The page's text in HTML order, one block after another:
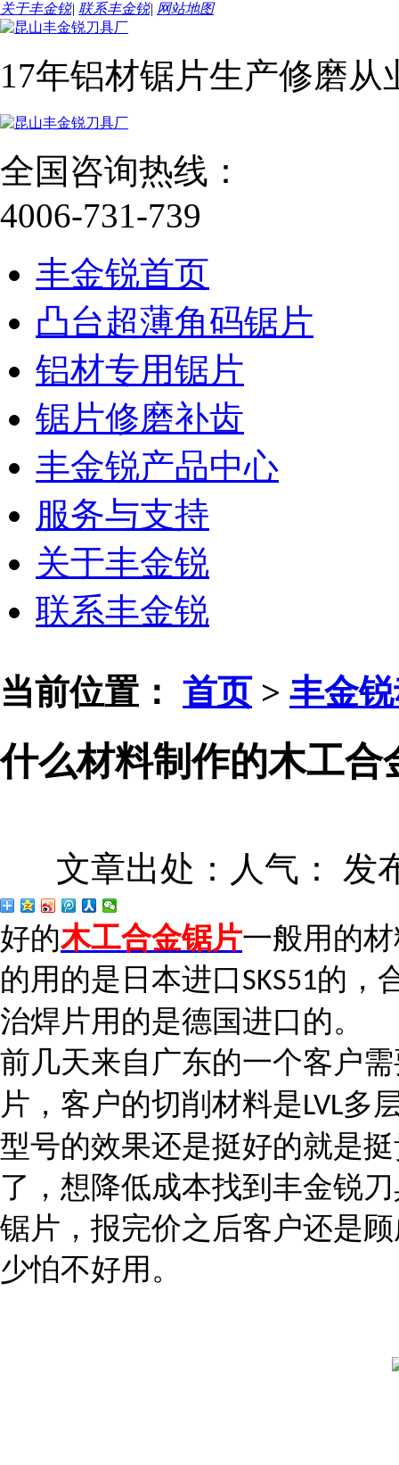
关于丰金锐| 联系丰金锐| 网站地图
17年铝材锯片生产修磨从
全国咨询热线：
4006-731-739
丰金锐首页
凸台超薄角码锯片
铝材专用锯片
锯片修磨补齿
丰金锐产品中心
服务与支持
关于丰金锐
联系丰金锐
当前位置： 首页 > 丰金
什么材料制作的木工合
文章出处： 人气： 发
好的木工合金锯片一般用的
的用的是日本进口SKS51的，
治焊片用的是德国进口的。
前几天来自广东的一个客户
片，客户的切削材料是LVL多
型号的效果还是挺好的就是
了，想降低成本找到 丰金锐
锯片， 报完价之后客户还是
少怕不好用 。